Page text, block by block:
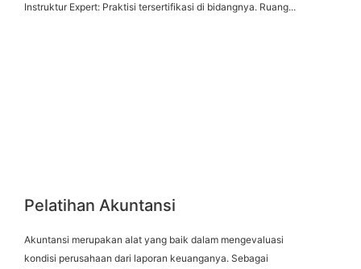
Instruktur Expert: Praktisi tersertifikasi di bidangnya. Ruang...
Pelatihan Akuntansi
Akuntansi merupakan alat yang baik dalam mengevaluasi
kondisi perusahaan dari laporan keuanganya. Sebagai